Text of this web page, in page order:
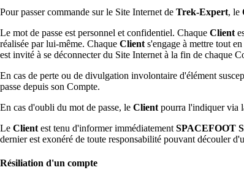
Pour passer commande sur le Site Internet de Trek-Expert, le
Le mot de passe est personnel et confidentiel. Chaque Client
réalisée par lui-même. Chaque Client s'engage à mettre tout
est invité à se déconnecter du Site Internet à la fin de chaque
En cas de perte ou de divulgation involontaire d'élément
passe depuis son Compte.
En cas d'oubli du mot de passe, le Client pourra l'indiquer via
Le Client est tenu d'informer immédiatement SPACEFOOT
dernier est exonéré de toute responsabilité pouvant découler
Résiliation d'un compte